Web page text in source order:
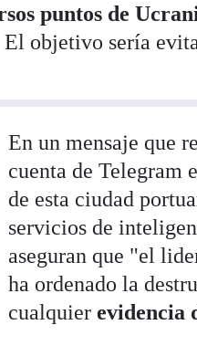
puntos de
El objetivo sería
En un mensaje que
cuenta de Telegram
de esta ciudad
servicios de
aseguran que "el
ha ordenado la
cualquierevidencia